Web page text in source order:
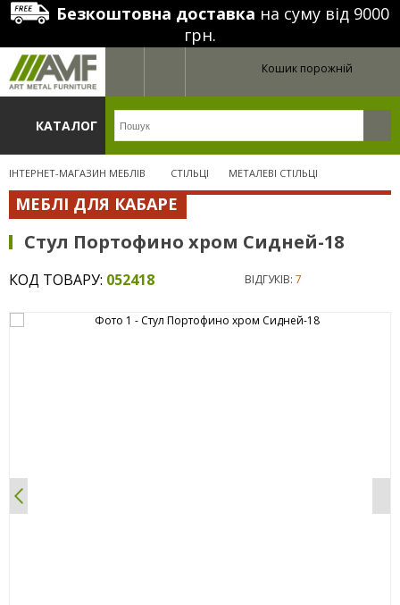
Безкоштовна доставка на суму від 9000
грн.
Кошик порожній
КАТАЛОГ
ІНТЕРНЕТ-МАГАЗИН МЕБЛІВ СТІЛЬЦІ МЕТАЛЕВІ СТІЛЬЦІ
МЕБЛІ ДЛЯ КАБАРЕ
Стул Портофино хром Сидней-18
КОД ТОВАРУ: 052418 ВІДГУКІВ: 7